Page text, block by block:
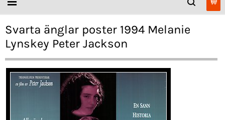
Svarta änglar poster 1994 Melanie
Lynskey Peter Jackson